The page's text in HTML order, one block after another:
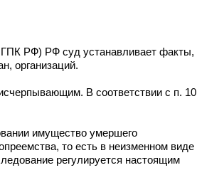
ГПК РФ) РФ суд устанавливает факты,
организаций.
В соответствии с п. 10
имущество умершего
то есть в неизменном виде
регулируется настоящим